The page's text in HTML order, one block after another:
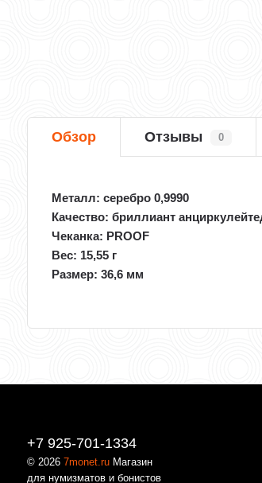
Обзор Отзывы 0
Металл: серебро 0,9990
Качество: бриллиант
Чеканка: PROOF
Вес: 15,55 г
Размер:36,6 мм
+7 925-701-1334
© 20267monet.ru Магазин
для нумизматов и бонистов